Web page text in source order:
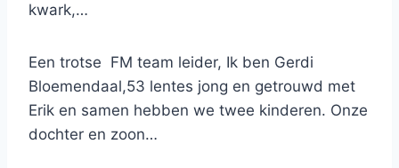
kwark,…
Een trotse FM team leider, Ik ben Gerdi
Bloemendaal,53 lentes jong en getrouwd met
Erik en samen hebben we twee kinderen. Onze
dochter en zoon…